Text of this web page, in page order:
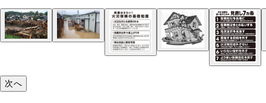
9月に発生した能登豪雨は、河川の氾濫や土砂災害
9月に発生した能登豪雨
次へ